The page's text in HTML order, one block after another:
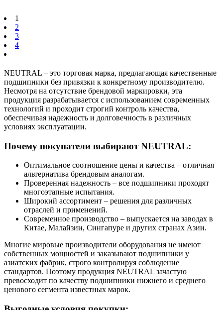
1
2
3
4
NEUTRAL – это торговая марка, предлагающая качественные
подшипники без привязки к конкретному производителю.
Несмотря на отсутствие брендовой маркировки, эта
продукция разрабатывается с использованием современных
технологий и проходит строгий контроль качества,
обеспечивая надежность и долговечность в различных
условиях эксплуатации.
Почему покупатели выбирают NEUTRAL:
Оптимальное соотношение цены и качества – отличная
альтернатива брендовым аналогам.
Проверенная надежность – все подшипники проходят
многоэтапные испытания.
Широкий ассортимент – решения для различных
отраслей и применений.
Современное производство – выпускается на заводах в
Китае, Малайзии, Сингапуре и других странах Азии.
Многие мировые производители оборудования не имеют
собственных мощностей и заказывают подшипники у
азиатских фабрик, строго контролируя соблюдение
стандартов. Поэтому продукция NEUTRAL зачастую
превосходит по качеству подшипники нижнего и среднего
ценового сегмента известных марок.